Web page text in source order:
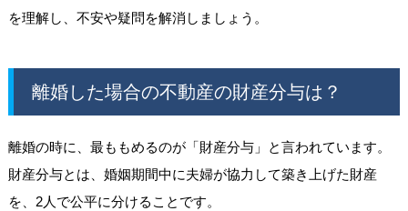
を理解し、不安や疑問を解消しましょう。
離婚した場合の不動産の財産分与は？
離婚の時に、最ももめるのが「財産分与」と言われています。
財産分与とは、婚姻期間中に夫婦が協力して築き上げた財産
を、2人で公平に分けることです。